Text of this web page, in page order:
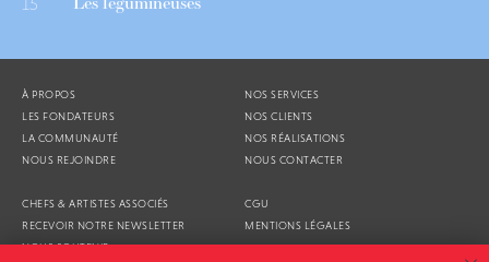
À PROPOS
LES FONDATEURS
LA COMMUNAUTÉ
NOUS REJOINDRE
NOS SERVICES
NOS CLIENTS
NOS RÉALISATIONS
NOUS CONTACTER
CHEFS & ARTISTES ASSOCIÉS
RECEVOIR NOTRE NEWSLETTER
NOUS SOUTENIR
CGU
MENTIONS LÉGALES